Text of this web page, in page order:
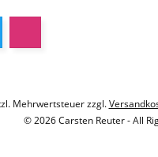
Mehrwertsteuer zzgl.
© 2026 Carsten Reuter - All